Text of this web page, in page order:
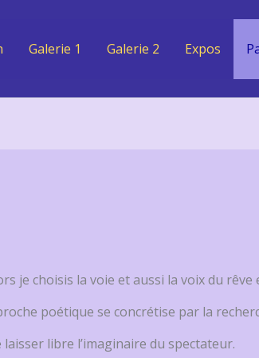
Galerie 1 Galerie 2 Expos
je choisis la voie et aussi la voix du
poétique se concrétise par la
libre l’imaginaire du spectateur.